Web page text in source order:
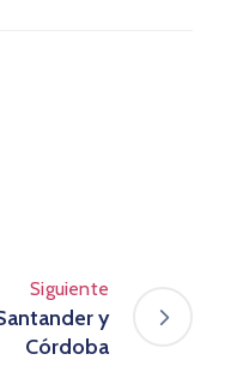
Siguiente
y
Córdoba